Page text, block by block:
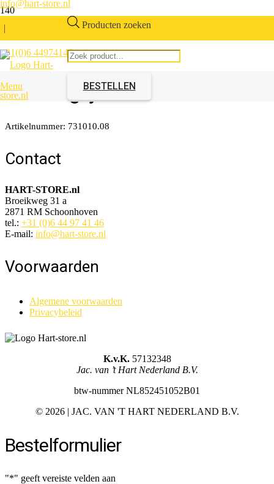
info@hart-store.nl
|
+31(0)6 44974146
Producten zoeken
BESTELLEN
Menu
Deurvanger PLOPP 2-delig
donkergrijs
Artikelnummer: 731010.08
Contact
HART-STORE.nl
Broeikweg 31 a
2871 RM Schoonhoven
tel.: +31 (0)6 44 97 41 46
E-mail: info@hart-store.nl
Voorwaarden
Algemene voorwaarden
Privacybeleid
K.v.K.57132348
Jac. van ’t Hart Nederland B.V.
btw-nummer NL852451052B01
© 2026 | JAC. VAN 'T HART NEDERLAND B.V.
Bestelformulier
"*" geeft vereiste velden aan